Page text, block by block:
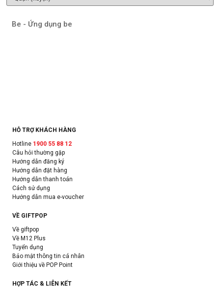
Be - Ứng dụng be
HỖ TRỢ KHÁCH HÀNG
Hotline 1900 55 88 12
Câu hỏi thường gặp
Hướng dẫn đăng ký
Hướng dẫn đặt hàng
Hướng dẫn thanh toán
Cách sử dụng
Hướng dẫn mua e-voucher
VỀ GIFTPOP
Về giftpop
Về M12 Plus
Tuyển dụng
Bảo mật thông tin cá nhân
Giới thiệu về POP Point
HỢP TÁC & LIÊN KẾT